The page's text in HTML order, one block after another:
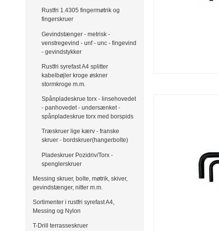
Rustfri 1.4305 fingermøtrik og
fingerskruer
Gevindstænger - metrisk -
venstregevind - unf - unc - fingevind
- gevindstykker
Rustfri syrefast A4 splitter
kabelbøjler kroge øskner
stormkroge m.m.
Spånpladeskrue torx - linsehovedet
- panhovedet - undersænket -
spånpladeskrue torx med borspids
Træskruer lige kærv - franske
skruer - bordskruer(hangerbolte)
Pladeskruer Pozidriv/Torx -
spenglerskruer
Messing skruer, bolte, møtrik, skiver,
gevindstænger, nitter m.m.
Sortimenter i rustfri syrefast A4,
Messing og Nylon
T-Drill terrasseskruer